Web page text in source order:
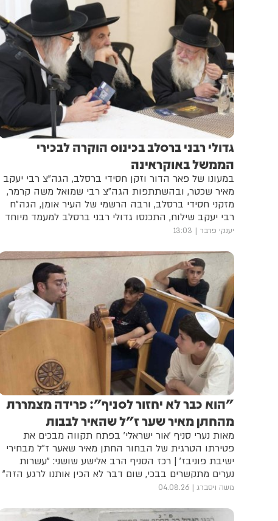
גדולי רבני ברסלב בכינוס הוקרה לבכירי
הממשל באוקראינה
במעונו של פאר הדור וזקן חסידי ברסלב, הגה"צ רבי יעקב
מאיר שכטר, ובהשתתפות הגה"צ רבי שמואל משה קרמר,
מזקני חסידי ברסלב, ורבה הרשמי של העיר אומן, הגה"ח
רבי יעקב שילוח, התכנסו גדולי רבני ברסלב למעמד מיוחד
ויוצא דופן • במהלך הכינוס ביקשו הרבנים לשלוח איגרת
הדתות ולראש המחוז • כל הפרטים על המעמד רב הרושם
יענקי פרבר 13:03
"הוא כבר לא יחזור לסניף": פרידה מצמררת
מהחתן מאיר שער ז"ל שהאיר לבבות
מאות נערי סניף 'אור ישראלי' בפתח תקווה מבכים את
פטירתו הטרגית של הבחור החתן מאיר שאער ז"ל מבחירי
ישיבת פוניבז' | רכז הסניף הרב אלישע שושני: "עשרות
נערים מתקשרים בבכי, שום דבר לא הכין אותנו לרגע הזה"
| דמות נדירה של מסירות ונתינה שנגדעה בחטף
משה ויסברג 04.08.26